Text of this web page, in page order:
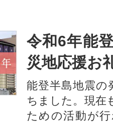
令和6年能
災地応援お
能登半島地震の
ちました。現在
ための活動が